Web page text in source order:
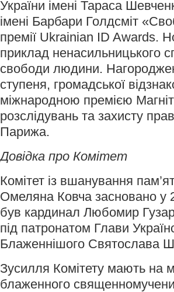
України імені Тараса
імені Барбари Голдсміт
премії Ukrainian ID Awards.
приклад ненасильницького
свободи людини.
ступеня, громадської
міжнародною премією
розслідувань та захисту
Парижа.
Довідка про Комітет
Комітет із вшанування
Омеляна Ковча засновано у
був кардинал Любомир
під патронатом Глави
Блаженнішого Святослава
Зусилля Комітету мають на
блаженного